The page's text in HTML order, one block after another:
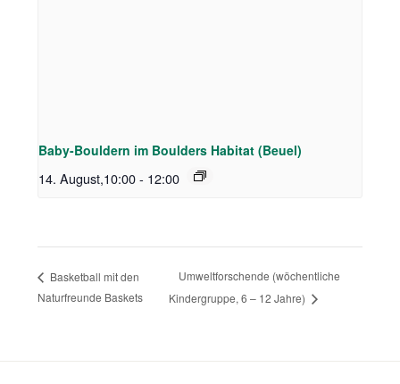
Baby-Bouldern im Boulders Habitat (Beuel)
14. August,10:00 - 12:00
Basketball mit den
Naturfreunde Baskets
Umweltforschende (wöchentliche
Kindergruppe, 6 – 12 Jahre)